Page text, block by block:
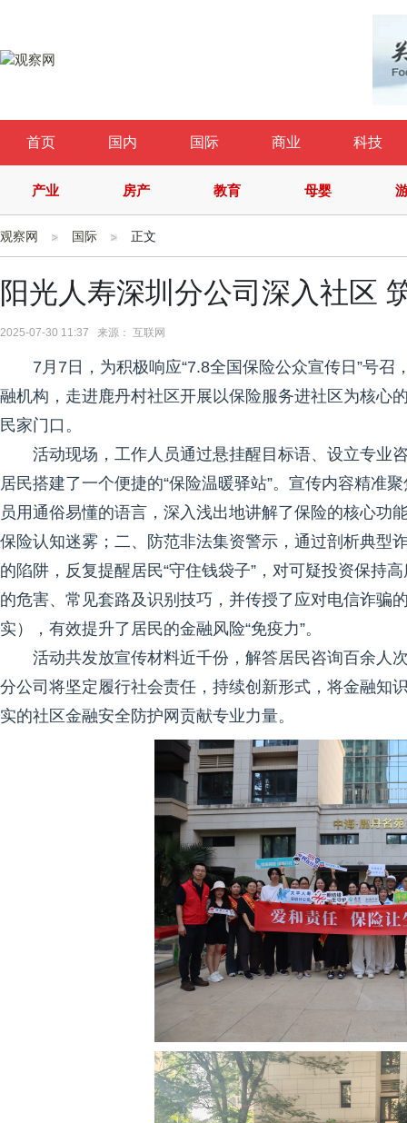
首页 国内 国际 商业 科技
产业 房产 教育 母婴
观察网 国际 正文
阳光人寿深圳分公司深入社区
2025-07-30 11:37 来源： 互联网
7月7日，为积极响应“7.8全国保险公众宣传日”号
融机构，走进鹿丹村社区开展以保险服务进社区为核心
民家门口。
活动现场，工作人员通过悬挂醒目标语、设立专业
居民搭建了一个便捷的“保险温暖驿站”。宣传内容精准
员用通俗易懂的语言，深入浅出地讲解了保险的核心功
保险认知迷雾；二、防范非法集资警示，通过剖析典型
的陷阱，反复提醒居民“守住钱袋子”，对可疑投资保持
的危害、常见套路及识别技巧，并传授了应对电信诈骗
实），有效提升了居民的金融风险“免疫力”。
活动共发放宣传材料近千份，解答居民咨询百余人
分公司将坚定履行社会责任，持续创新形式，将金融知
实的社区金融安全防护网贡献专业力量。